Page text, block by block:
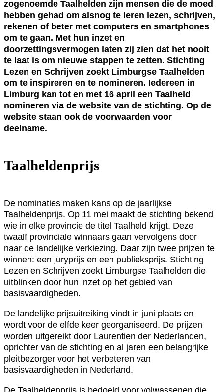
zogenoemde Taalhelden zijn mensen die de moed
hebben gehad om alsnog te leren lezen, schrijven,
rekenen of beter met computers en smartphones
om te gaan. Met hun inzet en
doorzettingsvermogen laten zij zien dat het nooit
te laat is om nieuwe stappen te zetten. Stichting
Lezen en Schrijven zoekt Limburgse Taalhelden
om te inspireren en te nomineren. Iedereen in
Limburg kan tot en met 16 april een Taalheld
nomineren via de website van de stichting. Op de
website staan ook de voorwaarden voor
deelname.
Taalheldenprijs
De nominaties maken kans op de jaarlijkse
Taalheldenprijs. Op 11 mei maakt de stichting bekend
wie in elke provincie de titel Taalheld krijgt. Deze
twaalf provinciale winnaars gaan vervolgens door
naar de landelijke verkiezing. Daar zijn twee prijzen te
winnen: een juryprijs en een publieksprijs. Stichting
Lezen en Schrijven zoekt Limburgse Taalhelden die
uitblinken door hun inzet op het gebied van
basisvaardigheden.
De landelijke prijsuitreiking vindt in juni plaats en
wordt voor de elfde keer georganiseerd. De prijzen
worden uitgereikt door Laurentien der Nederlanden,
oprichter van de stichting en al jaren een belangrijke
pleitbezorger voor het verbeteren van
basisvaardigheden in Nederland.
De Taalheldenprijs is bedoeld voor volwassenen die